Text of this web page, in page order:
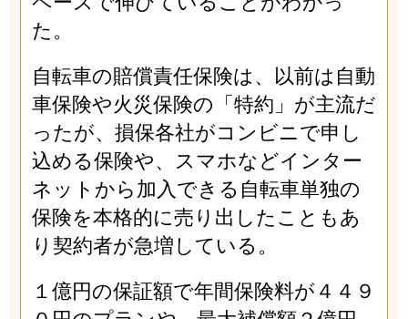
た。
自転車の賠償責任保険は、以前は自動
車保険や火災保険の「特約」が主流だ
ったが、損保各社がコンビニで申し
込める保険や、スマホなどインター
ネットから加入できる自転車単独の
保険を本格的に売り出したこともあ
り契約者が急増している。
１億円の保証額で年間保険料が４４９